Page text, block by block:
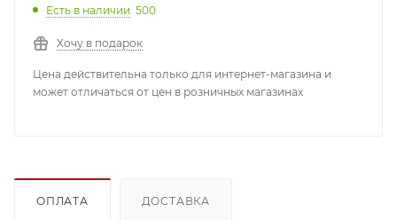
Есть в наличии: 500
Хочу в подарок
Цена действительна только для интернет-магазина и
может отличаться от цен в розничных магазинах
ОПЛАТА ДОСТАВКА